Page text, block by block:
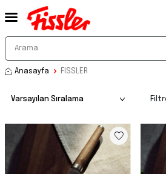
Anasayfa FISSLER